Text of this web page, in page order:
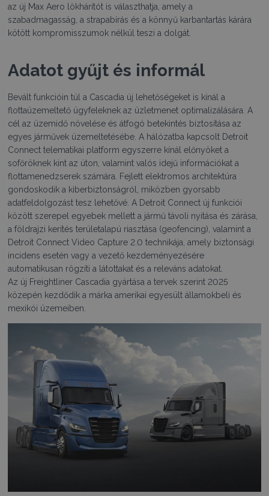
az új Max Aero lökhárítót is választhatja, amely a
szabadmagasság, a strapabírás és a könnyű karbantartás kárára
kötött kompromisszumok nélkül teszi a dolgát.
Adatot gyűjt és informál
Bevált funkcióin túl a Cascadia új lehetőségeket is kínál a
flottaüzemeltető ügyfeleknek az üzletmenet optimalizálására. A
cél az üzemidő növelése és átfogó betekintés biztosítása az
egyes járművek üzemeltetésébe. A hálózatba kapcsolt Detroit
Connect telematikai platform egyszerre kínál előnyöket a
sofőröknek kint az úton, valamint valós idejű információkat a
flottamenedzserek számára. Fejlett elektromos architektúra
gondoskodik a kiberbiztonságról, miközben gyorsabb
adatfeldolgozást tesz lehetővé. A Detroit Connect új funkciói
között szerepel egyebek mellett a jármű távoli nyitása és zárása,
a földrajzi kerítés területalapú riasztása (geofencing), valamint a
Detroit Connect Video Capture 2.0 technikája, amely biztonsági
incidens esetén vagy a vezető kezdeményezésére
automatikusan rögzíti a látottakat és a releváns adatokat.
Az új Freightliner Cascadia gyártása a tervek szerint 2025
közepén kezdődik a márka amerikai egyesült államokbeli és
mexikói üzemeiben.